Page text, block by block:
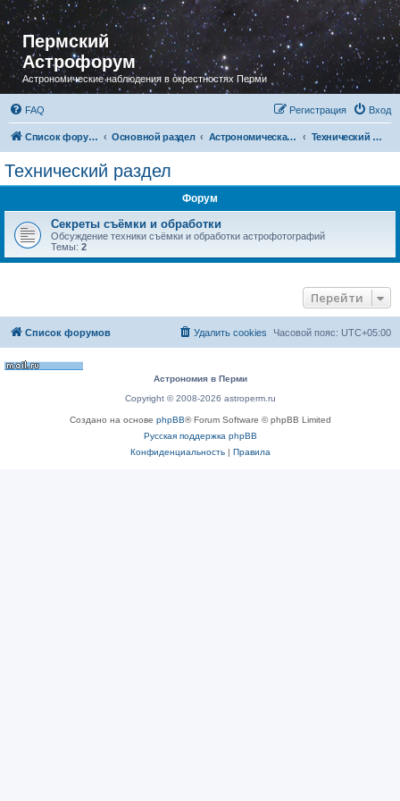
Пермский
Астрофорум
Астрономические наблюдения в окрестностях Перми
FAQ Вход
Регистрация
Список форумов Основной раздел Астрономическая фотография Технический раздел
Технический раздел
Форум
Секреты съёмки и обработки
Обсуждение техники съёмки и обработки астрофотографий
Темы: 2
Перейти
Список форумов Часовой пояс: UTC+05:00
Удалить cookies
Астрономия в Перми
Copyright © 2008-2026 astroperm.ru
Создано на основе phpBB® Forum Software © phpBB Limited
Русская поддержка phpBB
Конфиденциальность| Правила